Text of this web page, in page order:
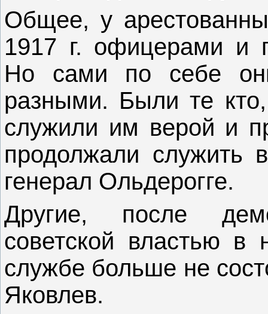
Общее, у
1917 г. офицерами и
Но сами по себе
разными. Были те
служили им верой и
продолжали
генерал Ольдерогге.
Другие, после
советской властью в
службе больше не
Яковлев.